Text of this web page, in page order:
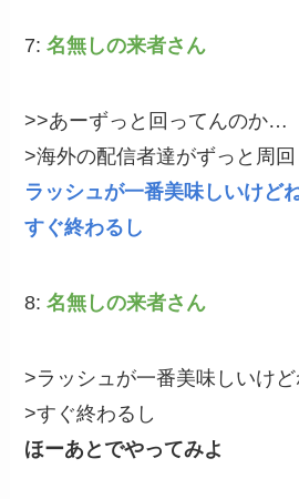
7:名無しの来者さん
>>あーずっと回ってんのか…
>海外の配信者達がずっと周回
ラッシュが一番美味しいけど
すぐ終わるし
8:名無しの来者さん
>ラッシュが一番美味しいけど
>すぐ終わるし
ほーあとでやってみよ